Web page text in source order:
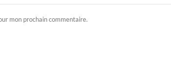
mon prochain commentaire.